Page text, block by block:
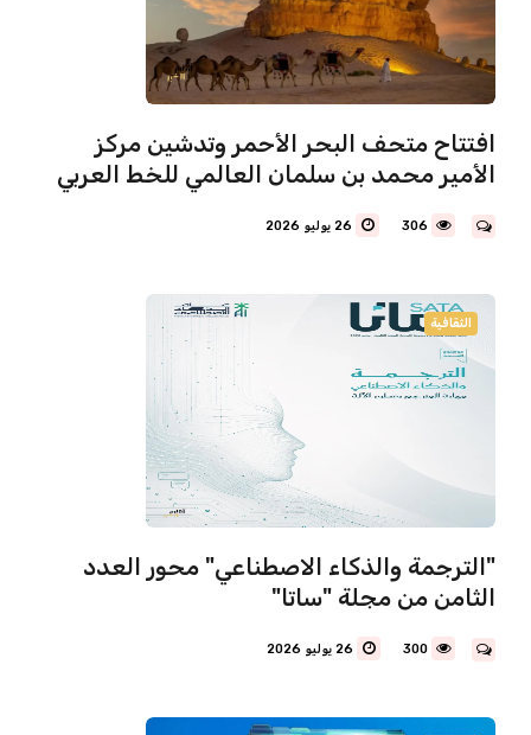
افتتاح متحف البحر الأحمر وتدشين مركز
الأمير محمد بن سلمان العالمي للخط العربي
306 26 يوليو 2026
الثقافية
"الترجمة والذكاء الاصطناعي" محور العدد
الثامن من مجلة "ساتا"
300 26 يوليو 2026